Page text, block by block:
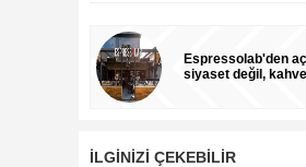
Espressolab'den
siyaset değil,
İLGİNİZİ ÇEKEBİLİR